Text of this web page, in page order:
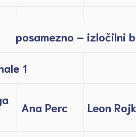
posamezno – izločilni
1
Ana Perc Leon